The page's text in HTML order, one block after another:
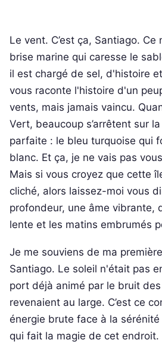
Le vent. C’est ça, Santiago.
brise marine qui caresse le
il est chargé de sel, d'histoire
vous raconte l'histoire d'un
vents, mais jamais vaincu.
Vert, beaucoup s’arrêtent sur
parfaite : le bleu turquoise qui
blanc. Et ça, je ne vais pas
Mais si vous croyez que cette
cliché, alors laissez-moi vous
profondeur, une âme vibrante,
lente et les matins embrumés
Je me souviens de ma
Santiago. Le soleil n'était pas
port déjà animé par le bruit
revenaient au large. C’est ce
énergie brute face à la
qui fait la magie de cet endroit.